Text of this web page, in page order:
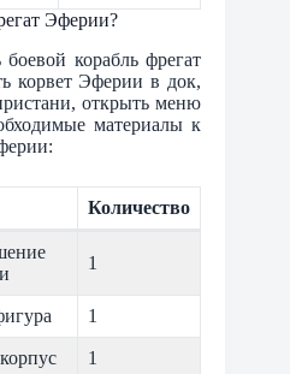
Эферии?
корабль фрегат
корвет Эферии в док,
открыть меню
материалы к
Количество
1
1
1